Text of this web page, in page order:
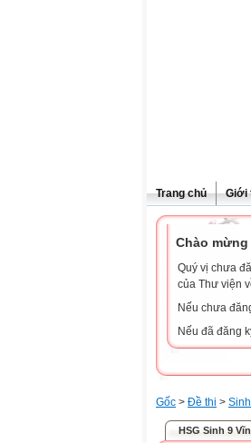
Trang chủ Giới
Chào
Quý vị chưa
của Thư viện
Nếu chưa
Nếu đã đăng
Gốc > Đề thi >
HSG Sinh 9